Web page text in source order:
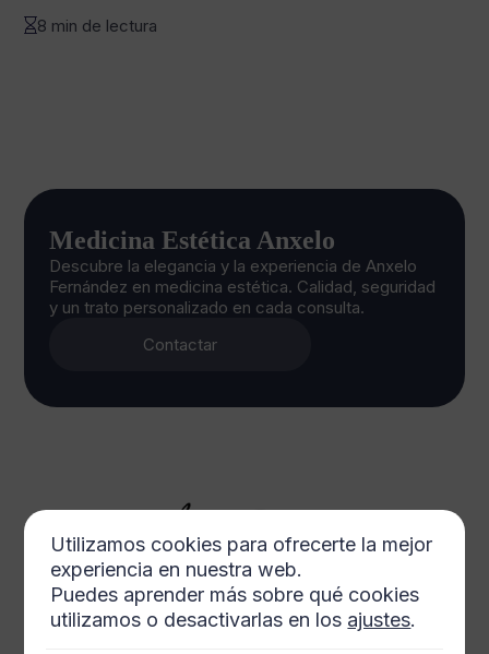
8 min de lectura
Medicina Estética Anxelo
Descubre la elegancia y la experiencia de Anxelo
Fernández en medicina estética. Calidad, seguridad
y un trato personalizado en cada consulta.
Contactar
Utilizamos cookies para ofrecerte la mejor
experiencia en nuestra web.
Puedes aprender más sobre qué cookies
utilizamos o desactivarlas en los ajustes.